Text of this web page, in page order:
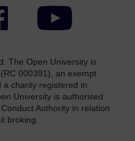
Facebook YouTube
The Open University is
000391), an exempt
a charity registered in
University is authorised
Authority in relation
broking.